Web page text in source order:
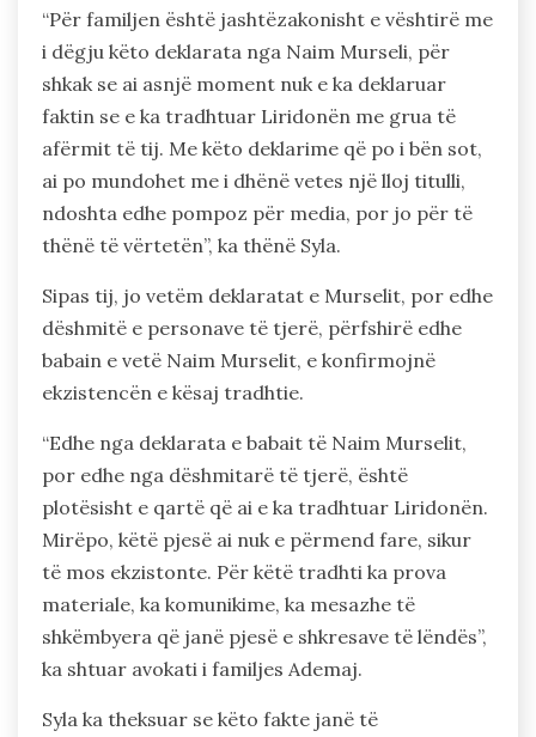
“Për familjen është jashtëzakonisht e vështirë me
i dëgju këto deklarata nga Naim Murseli, për
shkak se ai asnjë moment nuk e ka deklaruar
faktin se e ka tradhtuar Liridonën me grua të
afërmit të tij. Me këto deklarime që po i bën sot,
ai po mundohet me i dhënë vetes një lloj titulli,
ndoshta edhe pompoz për media, por jo për të
thënë të vërtetën”, ka thënë Syla.
Sipas tij, jo vetëm deklaratat e Murselit, por edhe
dëshmitë e personave të tjerë, përfshirë edhe
babain e vetë Naim Murselit, e konfirmojnë
ekzistencën e kësaj tradhtie.
“Edhe nga deklarata e babait të Naim Murselit,
por edhe nga dëshmitarë të tjerë, është
plotësisht e qartë që ai e ka tradhtuar Liridonën.
Mirëpo, këtë pjesë ai nuk e përmend fare, sikur
të mos ekzistonte. Për këtë tradhti ka prova
materiale, ka komunikime, ka mesazhe të
shkëmbyera që janë pjesë e shkresave të lëndës”,
ka shtuar avokati i familjes Ademaj.
Syla ka theksuar se këto fakte janë të